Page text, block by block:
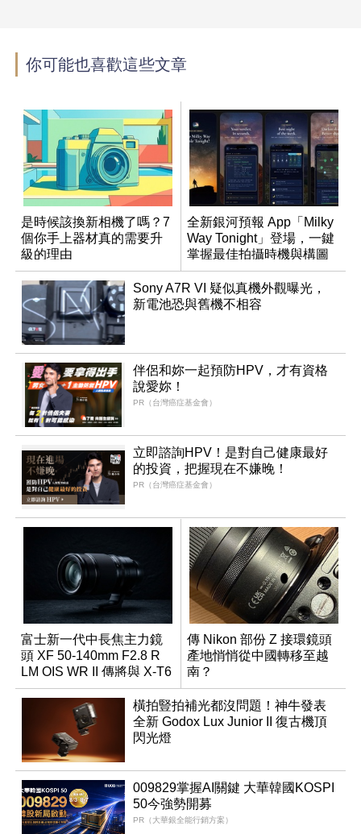
你可能也喜歡這些文章
是時候該換新相機了嗎？7
個你手上器材真的需要升
級的理由
全新銀河預報 App「Milky
Way Tonight」登場，一鍵
掌握最佳拍攝時機與構圖
Sony A7R VI 疑似真機外觀曝光，
新電池恐與舊機不相容
伴侶和妳一起預防HPV，才有資格
說愛妳！
PR（台灣癌症基金會）
立即諮詢HPV！是對自己健康最好
的投資，把握現在不嫌晚！
PR（台灣癌症基金會）
富士新一代中長焦主力鏡
頭 XF 50-140mm F2.8 R
LM OIS WR II 傳將與 X-T6
同步亮相
傳 Nikon 部份 Z 接環鏡頭
產地悄悄從中國轉移至越
南？
橫拍豎拍補光都沒問題！神牛發表
全新 Godox Lux Junior II 復古機頂
閃光燈
009829掌握AI關鍵 大華韓國KOSPI
50今強勢開募
PR（大華銀全能行銷方案）